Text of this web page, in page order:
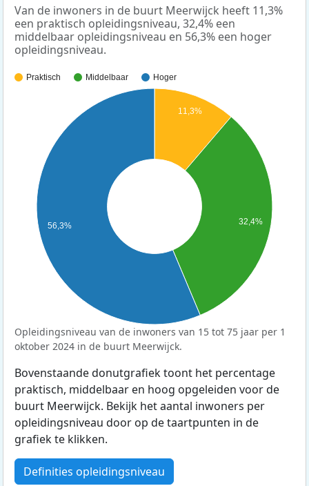
Van de inwoners in de buurt Meerwijck heeft 11,3%
een praktisch opleidingsniveau, 32,4% een
middelbaar opleidingsniveau en 56,3% een hoger
opleidingsniveau.
Praktisch Middelbaar Hoger
11,3%
32,4%
56,3%
Opleidingsniveau van de inwoners van 15 tot 75 jaar per 1
oktober 2024 in de buurt Meerwijck.
Bovenstaande donutgrafiek toont het percentage
praktisch, middelbaar en hoog opgeleiden voor de
buurt Meerwijck. Bekijk het aantal inwoners per
opleidingsniveau door op de taartpunten in de
grafiek te klikken.
Definities opleidingsniveau